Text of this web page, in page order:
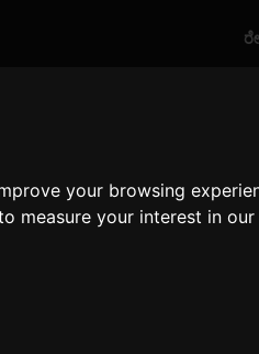
your browsing
measure your interest in